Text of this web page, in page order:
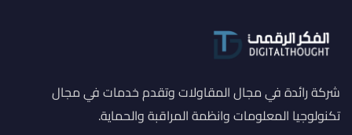
شركة رائدة في مجال المقاولات وتقدم خدمات في مجال
تكنولوجيا المعلومات وانظمة المراقبة والحماية.